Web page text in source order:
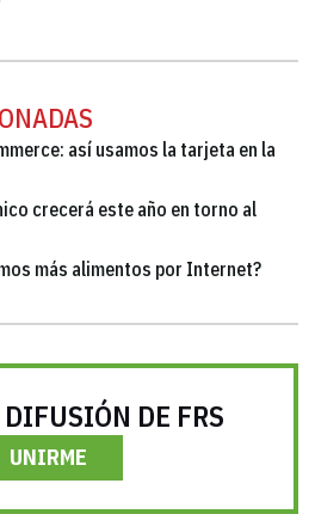
así usamos la tarjeta en la
crecerá este año en torno al
más alimentos por Internet?
DE FRS
UNIRME